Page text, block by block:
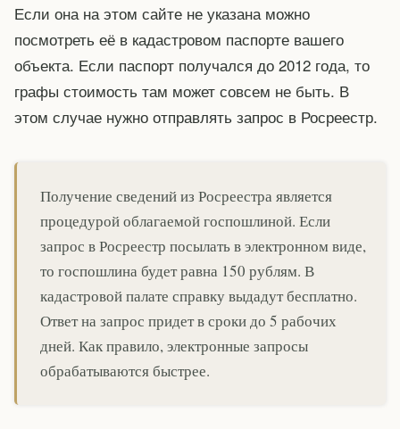
Если она на этом сайте не указана можно
посмотреть её в кадастровом паспорте вашего
объекта. Если паспорт получался до 2012 года, то
графы стоимость там может совсем не быть. В
этом случае нужно отправлять запрос в Росреестр.
Получение сведений из Росреестра является
процедурой облагаемой госпошлиной. Если
запрос в Росреестр посылать в электронном виде,
то госпошлина будет равна 150 рублям. В
кадастровой палате справку выдадут бесплатно.
Ответ на запрос придет в сроки до 5 рабочих
дней. Как правило, электронные запросы
обрабатываются быстрее.